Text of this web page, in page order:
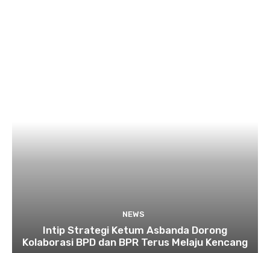
NEWS
Intip Strategi Ketum Asbanda Dorong
Kolaborasi BPD dan BPR Terus Melaju Kencang